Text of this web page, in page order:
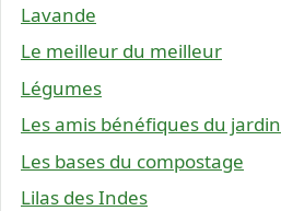
Lavande
Le meilleur du meilleur
Légumes
Les amis bénéfiques du jardin
Les bases du compostage
Lilas des Indes